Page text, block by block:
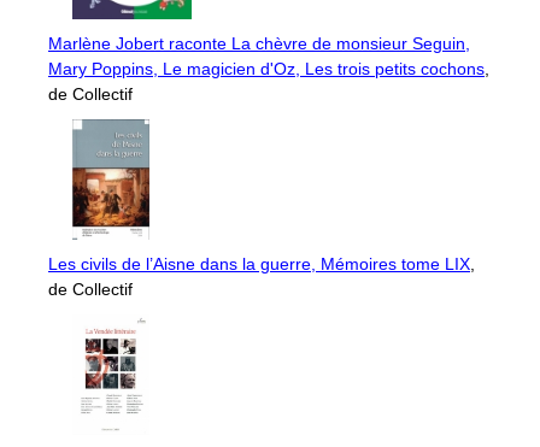
Marlène Jobert raconte La chèvre de monsieur Seguin,
Mary Poppins, Le magicien d'Oz, Les trois petits cochons
de Collectif
Les civils de l’Aisne dans la guerre, Mémoires tome LIX
de Collectif